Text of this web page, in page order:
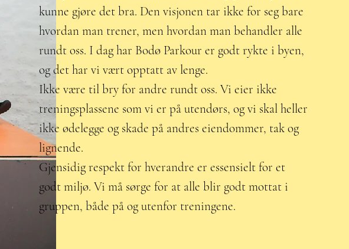
kunne gjøre det bra. Den visjonen tar ikke for seg bare
hvordan man trener, men hvordan man behandler alle
rundt oss. I dag har Bodø Parkour er godt rykte i byen,
og det har vi vært opptatt av lenge.
Ikke være til bry for andre rundt oss. Vi eier ikke
treningsplassene som vi er på utendørs, og vi skal heller
ikke ødelegge og skade på andres eiendommer, tak og
lignende.
Gjensidig respekt for hverandre er essensielt for et
godt miljø. Vi må sørge for at alle blir godt mottat i
gruppen, både på og utenfor treningene.